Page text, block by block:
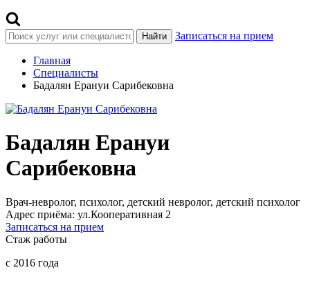
Найти Записаться на прием
Главная
Специалисты
Бадалян Ерануи Сарибековна
Бадалян Ерануи
Сарибековна
Врач-невролог, психолог, детский невролог, детский психолог
Адрес приёма: ул.Кооперативная 2
Записаться на прием
Стаж работы
с 2016 года